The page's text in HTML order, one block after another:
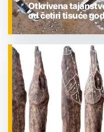
ZNANOST
Otkrivena
od četiri tisuće